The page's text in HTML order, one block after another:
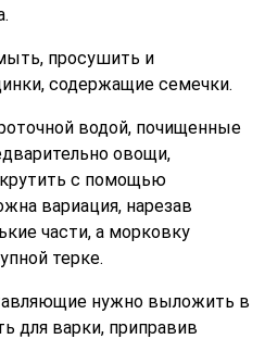
просушить и
содержащие семечки.
водой, почищенные
овощи,
с помощью
вариация, нарезав
части, а морковку
терке.
нужно выложить в
для варки, приправив